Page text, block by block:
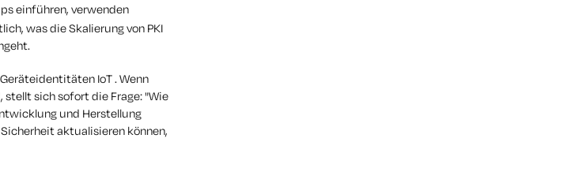
einführen, verwenden
was die Skalierung von PKI
IoT . Wenn
sich sofort die Frage: "Wie
und Herstellung
aktualisieren können,